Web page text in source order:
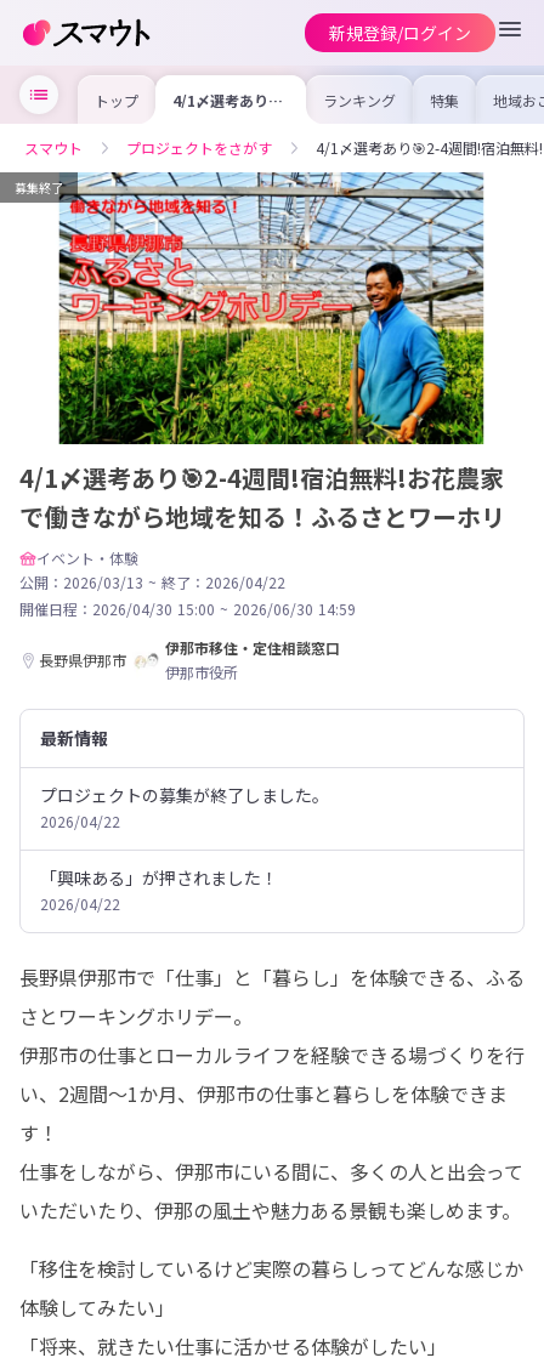
新規登録/ログイン
トップ 4/1〆選考あり🎯
2-4週間!宿泊無
きながら地域を知
る！ふるさとワー
ホリ
ランキング 特集 地域お
の求
を集め
事内容
を比較
スマウト プロジェクトをさがす 4/1〆選考あり🎯2-4週間!宿泊無
募集終了
4/1〆選考あり🎯2-4週間!宿泊無料!お花農家
で働きながら地域を知る！ふるさとワーホリ
イベント・体験
公開：2026/03/13 ~ 終了：2026/04/22
開催日程： 2026/04/30 15:00 ~ 2026/06/30 14:59
長野県伊那市
伊那市移住・定住相談窓口
伊那市役所
最新情報
プロジェクトの募集が終了しました。
2026/04/22
「興味ある」が押されました！
2026/04/22
長野県伊那市で「仕事」と「暮らし」を体験できる、ふる
さとワーキングホリデー。
伊那市の仕事とローカルライフを経験できる場づくりを行
い、2週間～1か月、伊那市の仕事と暮らしを体験できま
す！
仕事をしながら、伊那市にいる間に、多くの人と出会って
いただいたり、伊那の風土や魅力ある景観も楽しめます。
「移住を検討しているけど実際の暮らしってどんな感じか
体験してみたい」
「将来、就きたい仕事に活かせる体験がしたい」